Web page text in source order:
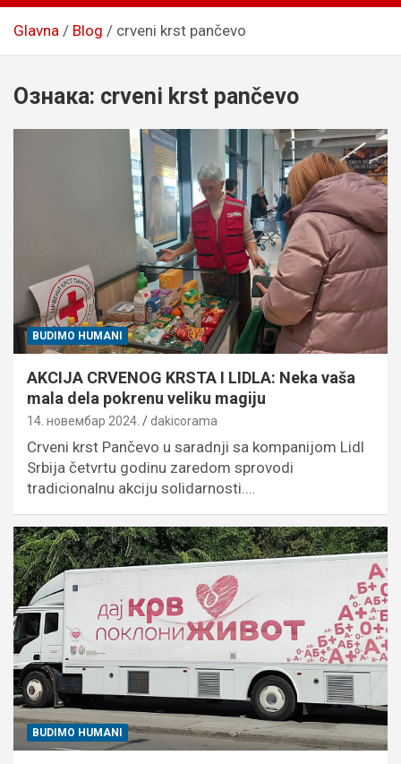
Glavna Blog crveni krst pančevo
Ознака: crveni krst pančevo
BUDIMO HUMANI
AKCIJA CRVENOG KRSTA I LIDLA: Neka vaša
mala dela pokrenu veliku magiju
14. новембар 2024. dakicorama
Crveni krst Pančevo u saradnji sa kompanijom Lidl
Srbija četvrtu godinu zaredom sprovodi
tradicionalnu akciju solidarnosti.…
BUDIMO HUMANI